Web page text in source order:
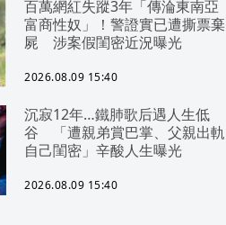
百萬網紅失蹤3年「傳淪東南亞
富商性奴」！警證實已遭撕票棄
屍 涉案假閨密近況曝光
2026.08.09 15:40
沉寂12年…鐵肺歌后遇人生低
谷 「遭親弟賞巴掌、父親出軌
自己閨密」辛酸人生曝光
2026.08.09 15:40